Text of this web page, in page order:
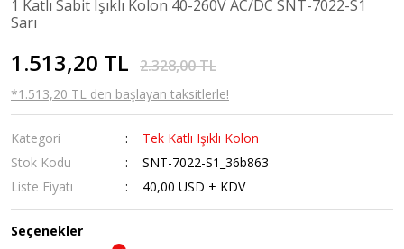
1 Katlı Sabit Işıklı Kolon 40-260V AC/DC SNT-7022-S1
Sarı
1.513,20 TL 2.328,00 TL
*1.513,20 TL den başlayan taksitlerle!
Kategori
Tek Katlı Işıklı Kolon
Stok Kodu
SNT-7022-S1_36b863
Liste Fiyatı
40,00 USD + KDV
Seçenekler